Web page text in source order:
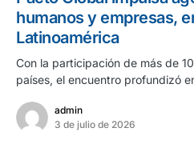
humanos y empresas,
Latinoamérica
Con la participación de más de
países, el encuentro profundizó
admin
3 de julio de 2026